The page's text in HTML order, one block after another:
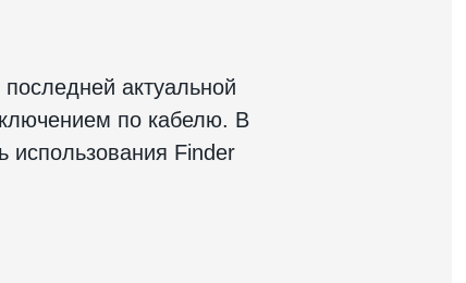
актуальной
по кабелю. В
использования Finder